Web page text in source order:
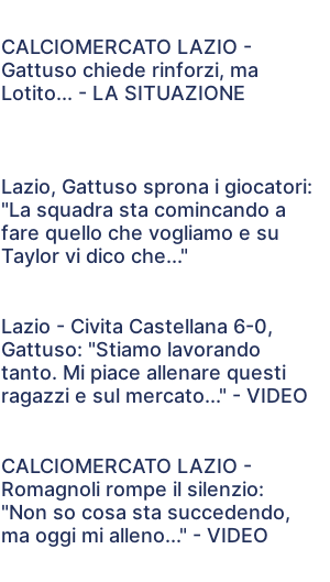
CALCIOMERCATO LAZIO -
Gattuso chiede rinforzi, ma
Lotito... - LA SITUAZIONE
Lazio, Gattuso sprona i giocatori:
"La squadra sta comincando a
fare quello che vogliamo e su
Taylor vi dico che..."
Lazio - Civita Castellana 6-0,
Gattuso: "Stiamo lavorando
tanto. Mi piace allenare questi
ragazzi e sul mercato..." - VIDEO
CALCIOMERCATO LAZIO -
Romagnoli rompe il silenzio:
"Non so cosa sta succedendo,
ma oggi mi alleno..." - VIDEO